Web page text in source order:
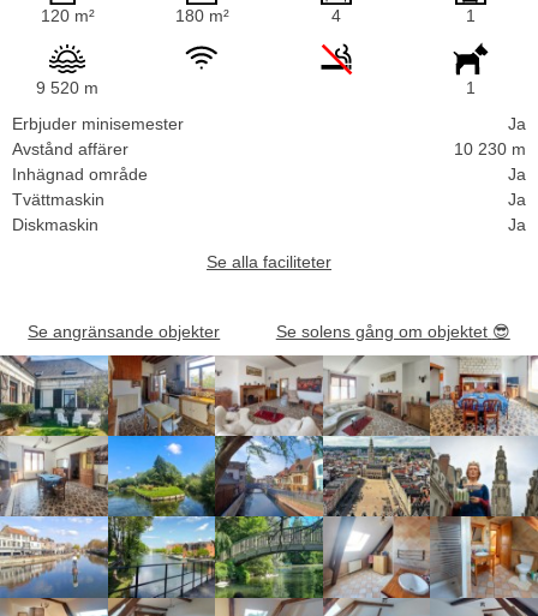
120 m² 180 m² 4 1
9 520 m
1
Erbjuder minisemester
Ja
Avstånd affärer
10 230 m
Inhägnad område
Ja
Tvättmaskin
Ja
Diskmaskin
Ja
Se alla faciliteter
Se angränsande objekter Se solens gång om objektet 😎